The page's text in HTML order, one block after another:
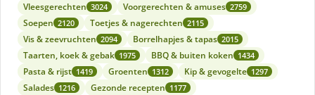
Vleesgerechten 3024 Voorgerechten & amuses 2759
Soepen 2120 Toetjes & nagerechten 2115
Vis & zeevruchten 2094 Borrelhapjes & tapas 2015
Taarten, koek & gebak 1975 BBQ & buiten koken 1434
Pasta & rijst 1419 Groenten 1312 Kip & gevogelte 1297
Salades 1216 Gezonde recepten 1177